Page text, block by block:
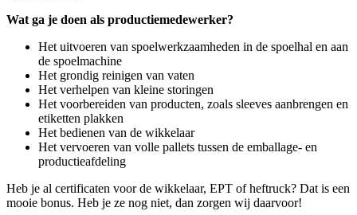
Wat ga je doen als productiemedewerker?
Het uitvoeren van spoelwerkzaamheden in de spoelhal en aan
de spoelmachine
Het grondig reinigen van vaten
Het verhelpen van kleine storingen
Het voorbereiden van producten, zoals sleeves aanbrengen en
etiketten plakken
Het bedienen van de wikkelaar
Het vervoeren van volle pallets tussen de emballage- en
productieafdeling
Heb je al certificaten voor de wikkelaar, EPT of heftruck? Dat is een
mooie bonus. Heb je ze nog niet, dan zorgen wij daarvoor!